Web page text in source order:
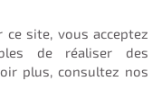
site, vous acceptez
de réaliser des
plus, consultez nos